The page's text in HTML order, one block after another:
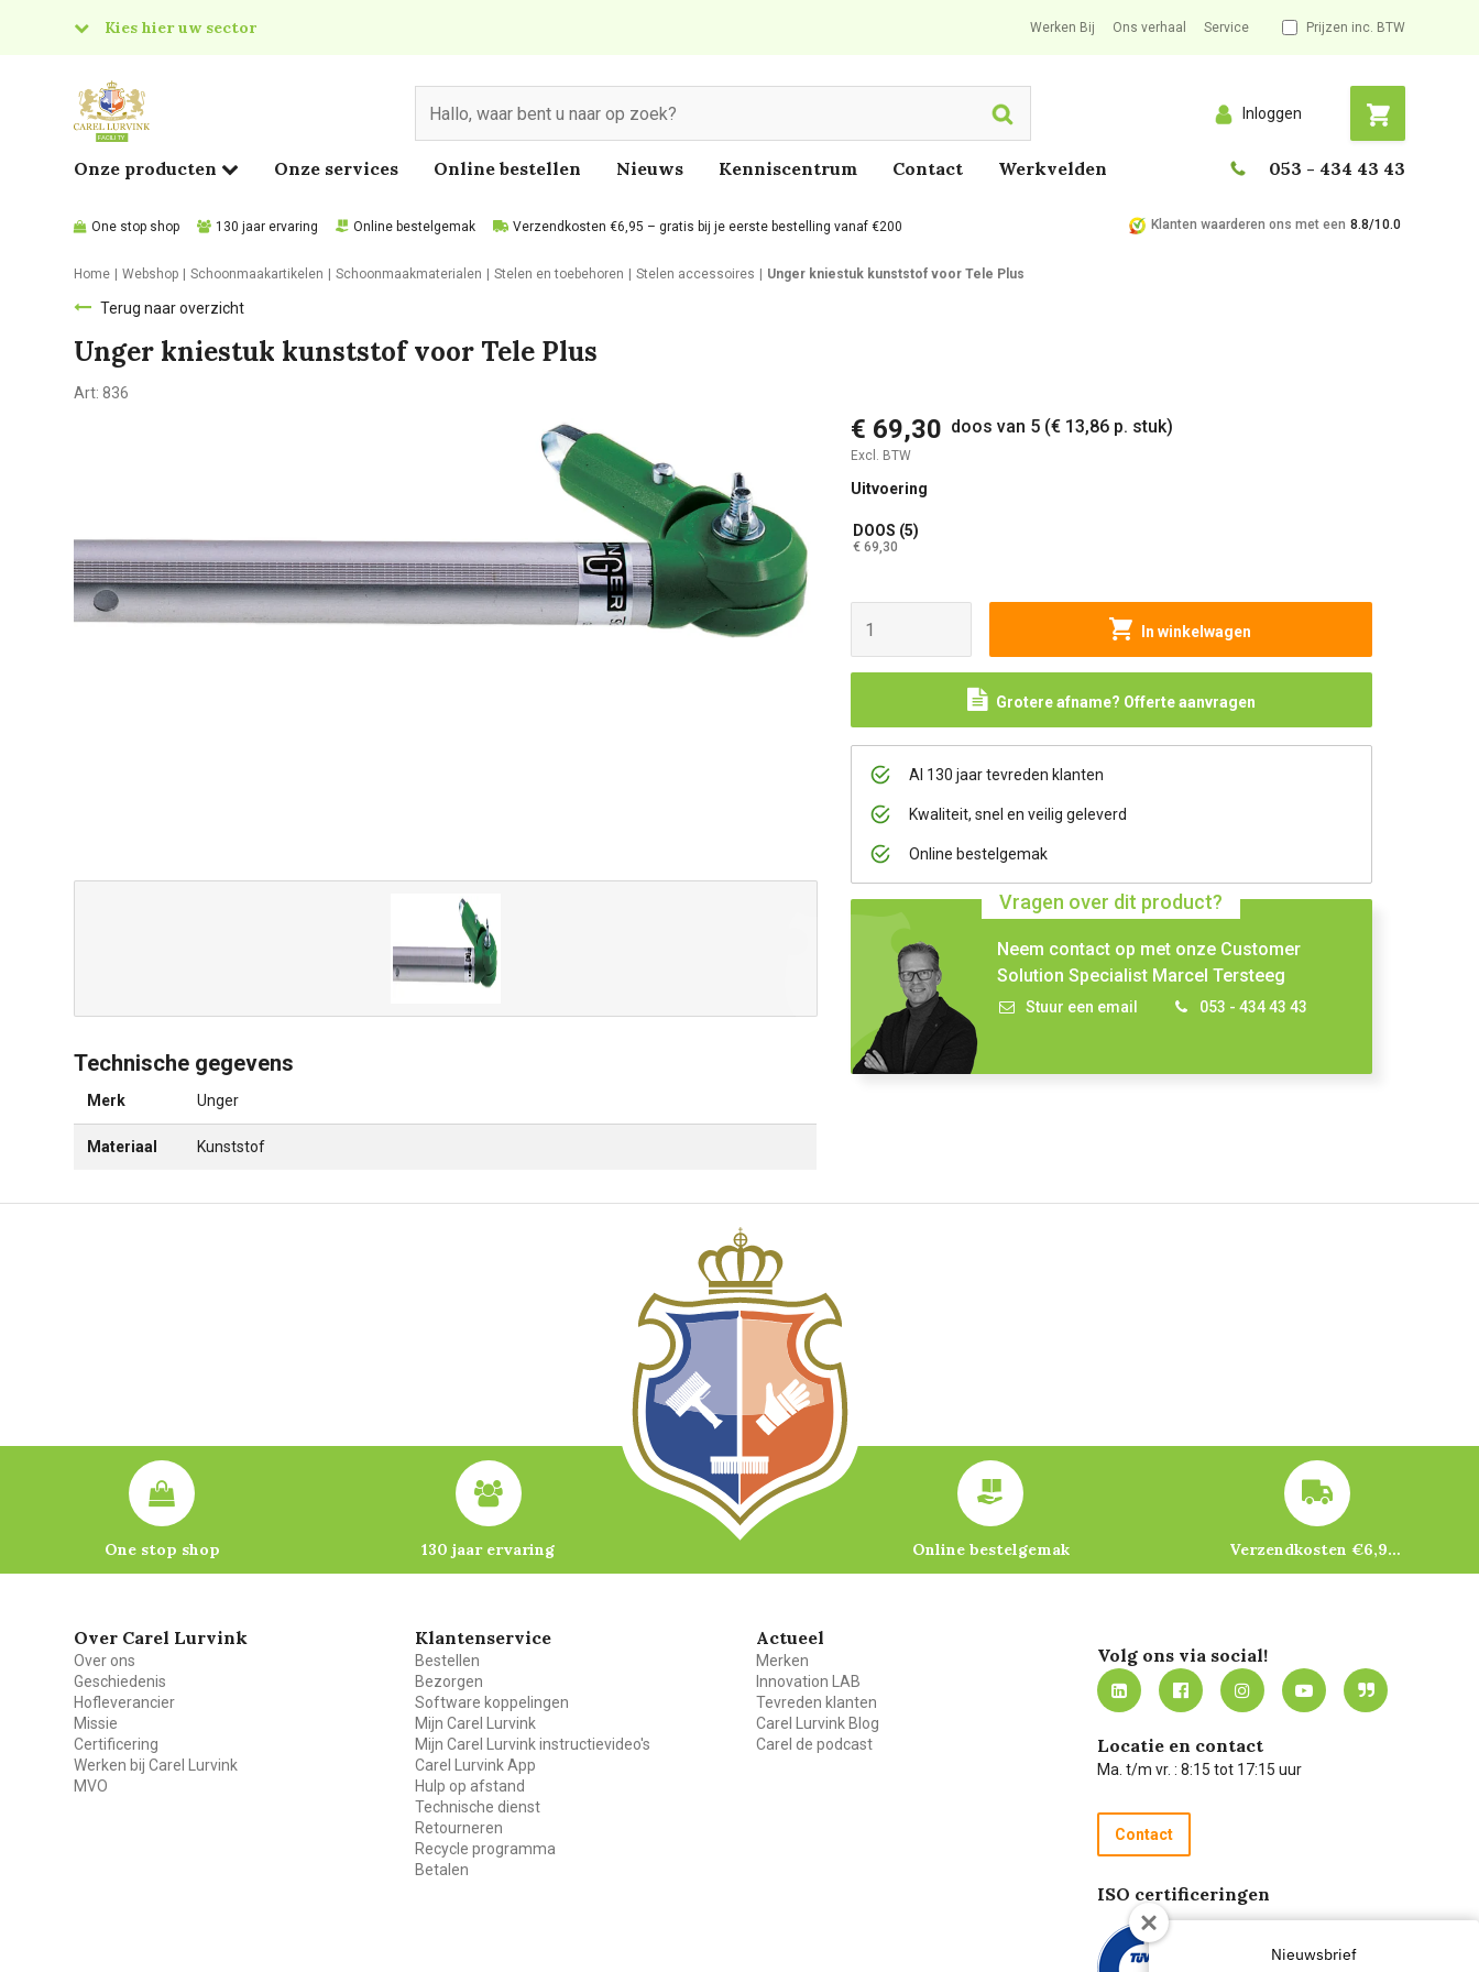
Kies hier uw sector
Food
Werken Bij Ons verhaal Service Prijzen inc. BTW
Search Inloggen
Onze producten Onze services Online bestellen Nieuws Kenniscentrum Contact Werkvelden 053 - 434 43 43
One stop shop 130 jaar ervaring Online bestelgemak Verzendkosten €6,95 – gratis bij je eerste bestelling vanaf €200 Klanten waarderen ons met een 8.8/10.0
Home Webshop Schoonmaakartikelen Schoonmaakmaterialen Stelen en toebehoren Stelen accessoires Unger kniestuk kunststof voor Tele Plus
Terug naar overzicht
Unger kniestuk kunststof voor Tele Plus
Art: 836
€ 69,30 doos van 5 (€ 13,86 p. stuk)
Excl. BTW
Uitvoering
DOOS (5)
€ 69,30
In winkelwagen
Grotere afname? Offerte aanvragen
Al 130 jaar tevreden klanten
Kwaliteit, snel en veilig geleverd
Online bestelgemak
Vragen over dit product?
Neem contact op met onze Customer
Solution Specialist Marcel Tersteeg
Stuur een email 053 - 434 43 43
Technische gegevens
Merk Unger
Materiaal Kunststof
One stop shop 130 jaar ervaring Online bestelgemak Verzendkosten €6,95 – gratis bij je eerste bestelling vanaf €200
Over Carel Lurvink
Over ons
Geschiedenis
Hofleverancier
Missie
Certificering
Werken bij Carel Lurvink
MVO
Klantenservice
Bestellen
Bezorgen
Software koppelingen
Mijn Carel Lurvink
Mijn Carel Lurvink instructievideo's
Carel Lurvink App
Hulp op afstand
Technische dienst
Retourneren
Recycle programma
Betalen
Actueel
Merken
Innovation LAB
Tevreden klanten
Carel Lurvink Blog
Carel de podcast
Volg ons via social!
Locatie en contact
Ma. t/m vr. : 8:15 tot 17:15 uur
Contact
ISO certificeringen
Nieuwsbrief